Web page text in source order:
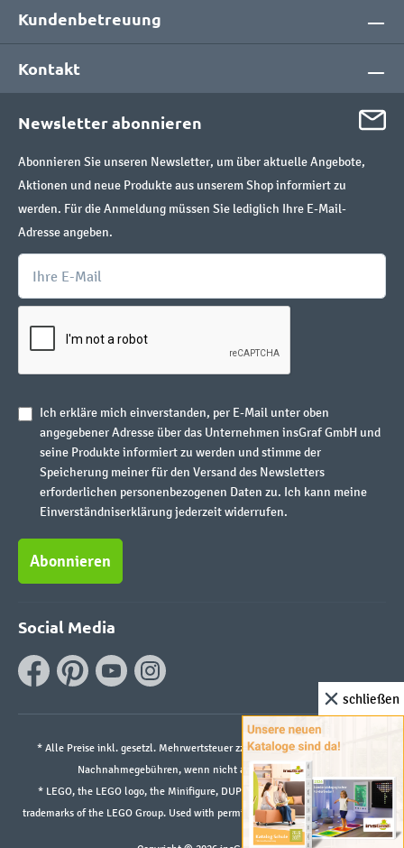
Kundenbetreuung
Kontakt
Newsletter abonnieren
Abonnieren Sie unseren Newsletter, um über aktuelle Angebote,
Aktionen und neue Produkte aus unserem Shop informiert zu
werden. Für die Anmeldung müssen Sie lediglich Ihre E-Mail-
Adresse angeben.
Ich erkläre mich einverstanden, per E-Mail unter oben
angegebener Adresse über das Unternehmen insGraf GmbH und
seine Produkte informiert zu werden und stimme der
Speicherung meiner für den Versand des Newsletters
erforderlichen personenbezogenen Daten zu. Ich kann meine
Einverständniserklärung jederzeit widerrufen.
Abonnieren
Social Media
* Alle Preise inkl. gesetzl. Mehrwertsteuer zzgl.Versandkostenund ggf.
Nachnahmegebühren, wenn nicht anders angegeben.
* LEGO, the LEGO logo, the Minifigure, DUPLO, and the SPIKE logo are
trademarks of the LEGO Group. Used with permission. ©2026 The LEGO Group
schließen